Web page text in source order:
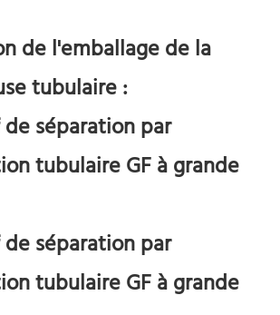
de l'emballage de la
tubulaire :